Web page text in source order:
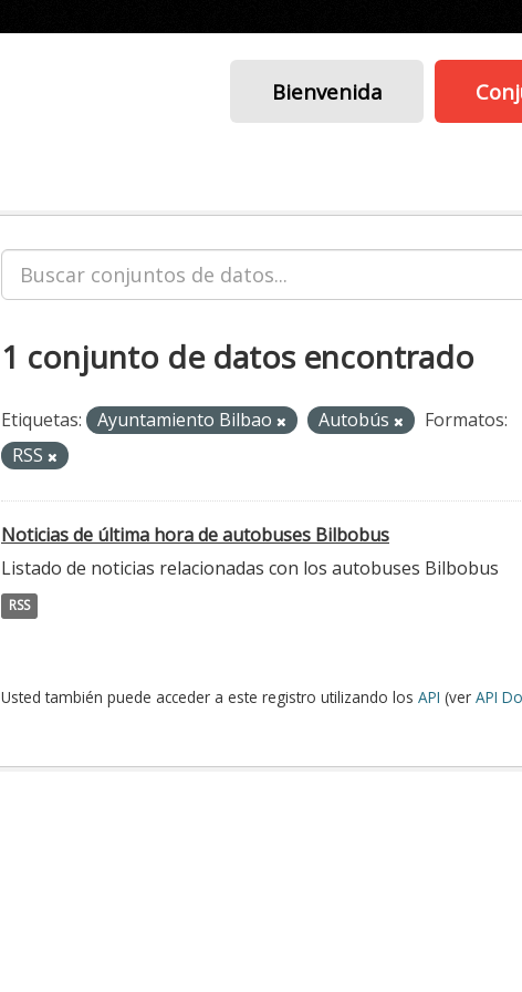
Bienvenida
1 conjunto de datos encontrado
Etiquetas: Ayuntamiento Bilbao Autobús
Formatos:
RSS
Noticias de última hora de autobuses Bilbobus
Listado de noticias relacionadas con los autobuses Bilbobus
RSS
Usted también puede acceder a este registro utilizando los API (ver API